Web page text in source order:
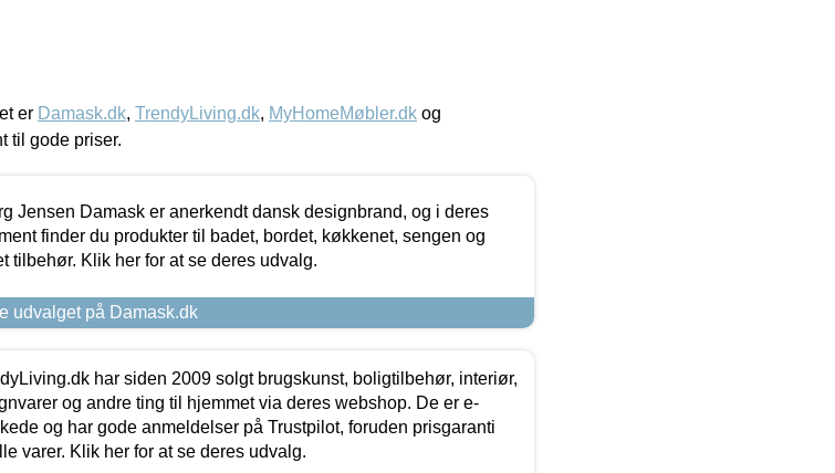
er Damask.dk, TrendyLiving.dk, MyHomeMøbler.dk og
til gode priser.
Jensen Damask er anerkendt dansk designbrand, og i deres
finder du produkter til badet, bordet, køkkenet, sengen og
tilbehør. Klik her for at se deres udvalg.
udvalget på Damask.dk
har siden 2009 solgt brugskunst, boligtilbehør, interiør,
og andre ting til hjemmet via deres webshop. De er e-
og har gode anmeldelser på Trustpilot, foruden prisgaranti
varer. Klik her for at se deres udvalg.